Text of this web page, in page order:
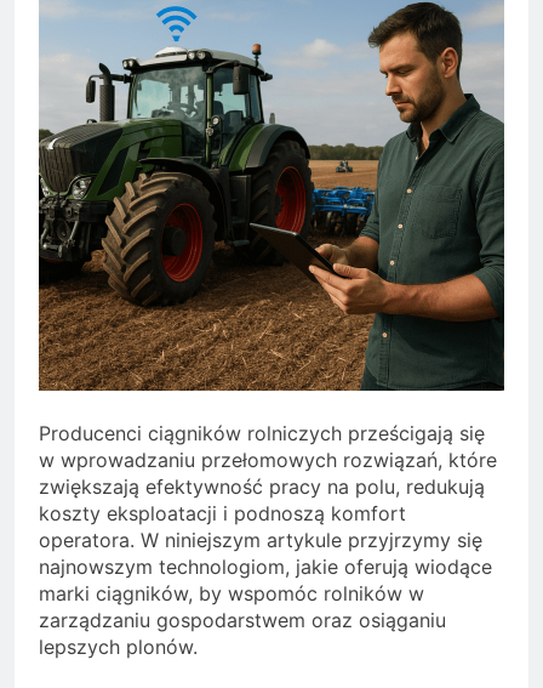
Producenci ciągników rolniczych prześcigają się
w wprowadzaniu przełomowych rozwiązań, które
zwiększają efektywność pracy na polu, redukują
koszty eksploatacji i podnoszą komfort
operatora. W niniejszym artykule przyjrzymy się
najnowszym technologiom, jakie oferują wiodące
marki ciągników, by wspomóc rolników w
zarządzaniu gospodarstwem oraz osiąganiu
lepszych plonów.